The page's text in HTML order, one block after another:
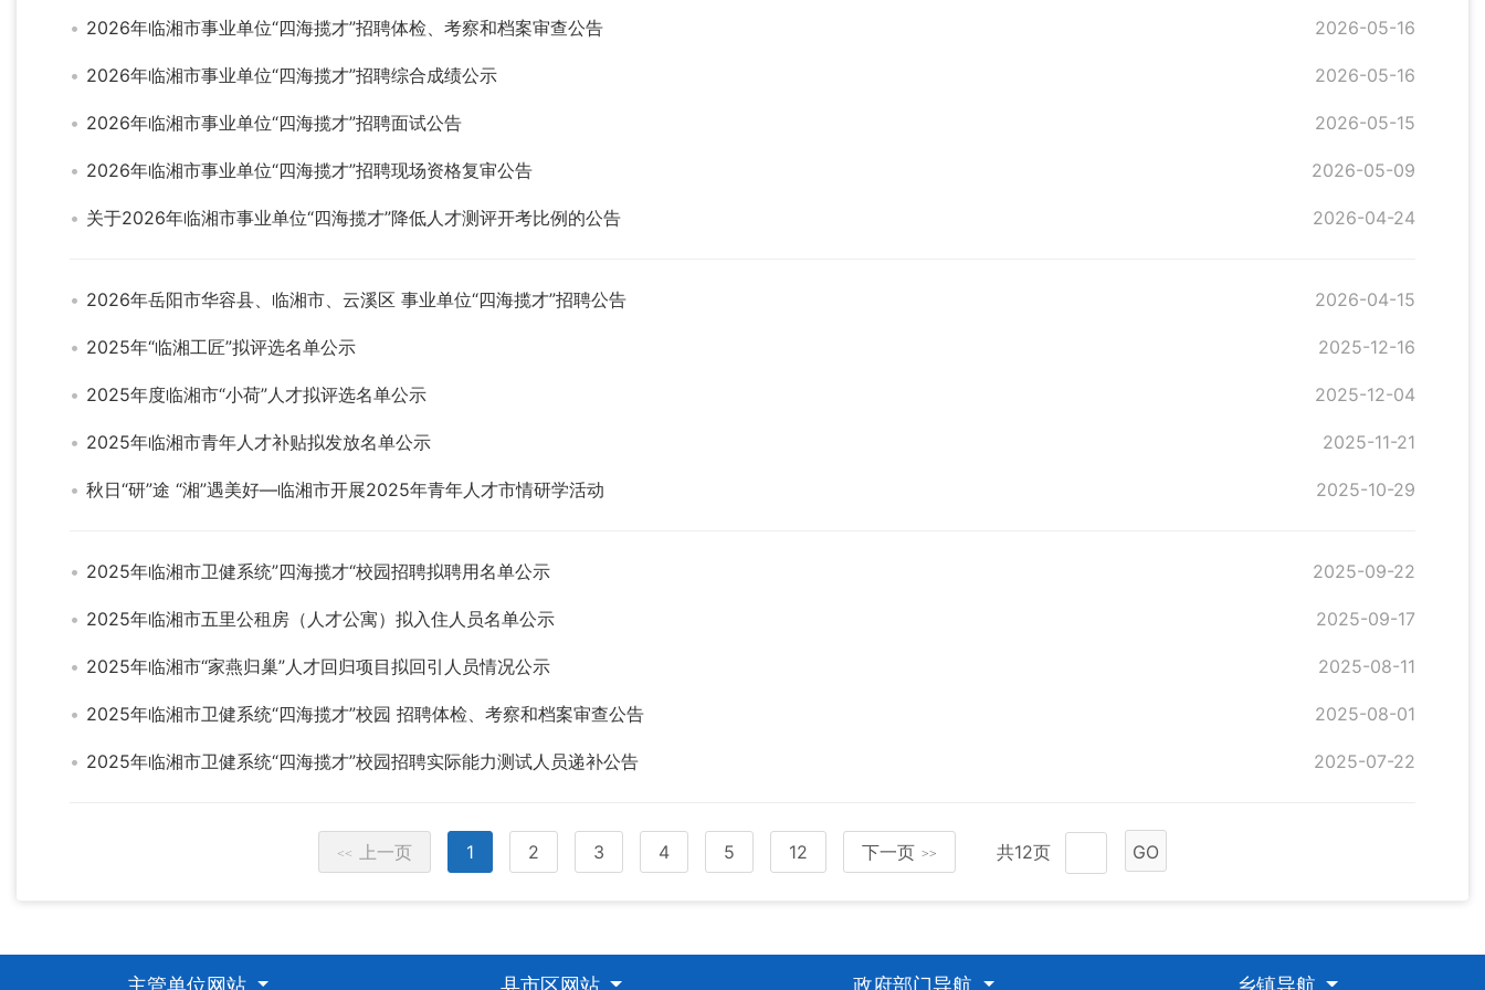
2026年临湘市事业单位“四海揽才”招聘体检、考察和档案审查公告 2026-05-16
2026年临湘市事业单位“四海揽才”招聘综合成绩公示 2026-05-16
2026年临湘市事业单位“四海揽才”招聘面试公告 2026-05-15
2026年临湘市事业单位“四海揽才”招聘现场资格复审公告 2026-05-09
关于2026年临湘市事业单位“四海揽才”降低人才测评开考比例的公告 2026-04-24
2026年岳阳市华容县、临湘市、云溪区 事业单位“四海揽才”招聘公告 2026-04-15
2025年“临湘工匠”拟评选名单公示 2025-12-16
2025年度临湘市“小荷”人才拟评选名单公示 2025-12-04
2025年临湘市青年人才补贴拟发放名单公示 2025-11-21
秋日“研”途 “湘”遇美好—临湘市开展2025年青年人才市情研学活动 2025-10-29
2025年临湘市卫健系统”四海揽才“校园招聘拟聘用名单公示 2025-09-22
2025年临湘市五里公租房（人才公寓）拟入住人员名单公示 2025-09-17
2025年临湘市“家燕归巢”人才回归项目拟回引人员情况公示 2025-08-11
2025年临湘市卫健系统“四海揽才”校园 招聘体检、考察和档案审查公告 2025-08-01
2025年临湘市卫健系统“四海揽才”校园招聘实际能力测试人员递补公告 2025-07-22
<< 上一页 1 2 3 4 5 12 下一页 >> 共12页 GO
主管单位网站 县市区网站 政府部门导航 乡镇导航